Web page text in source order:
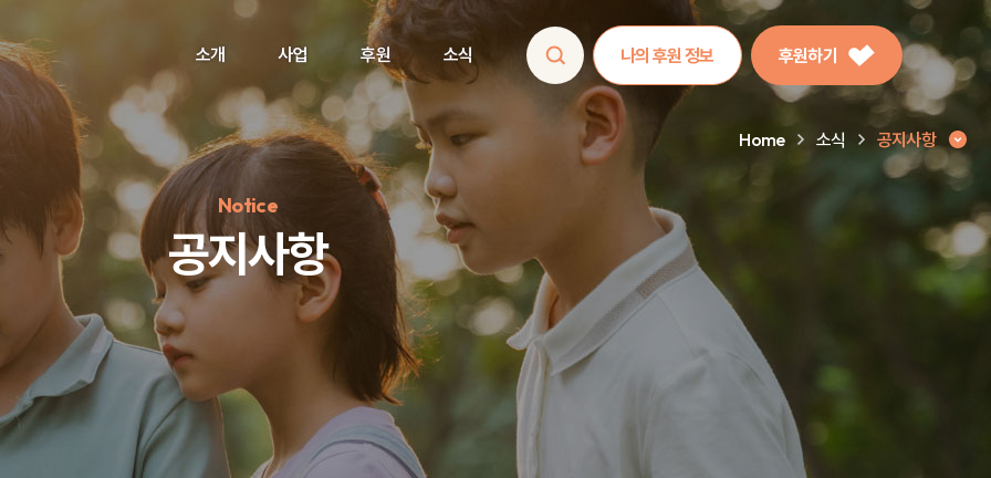
소개 사업 후원 소식 나의 후원 정보 후원하기
후원#하트플레이스#캠페인 #팬덤후원
Home 소식 공지사항
Notice
공지사항